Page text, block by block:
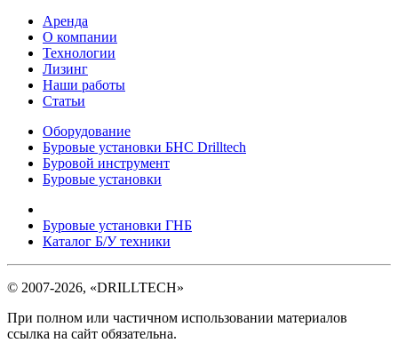
Аренда
О компании
Технологии
Лизинг
Наши работы
Статьи
Оборудование
Буровые установки БНС Drilltech
Буровой инструмент
Буровые установки
Буровые установки ГНБ
Каталог Б/У техники
© 2007-2026, «DRILLTECH»
При полном или частичном использовании материалов
ссылка на сайт обязательна.